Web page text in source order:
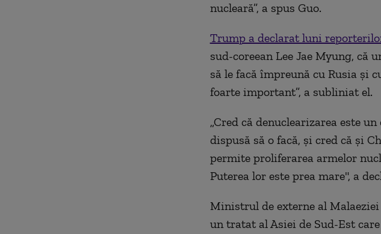
nucleară”, a spus Guo.
Trump a declarat luni
sud-coreean Lee Jae Myung, că
să le facă împreună cu Rusia şi
foarte important”, a subliniat el.
„Cred că denuclearizarea este
dispusă să o facă, şi cred că şi
permite proliferarea armelor
Puterea lor este prea mare", a
Ministrul de externe al
un tratat al Asiei de Sud-Est